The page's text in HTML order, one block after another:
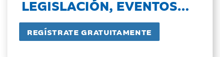
LEGISLACIÓN, EVENTOS...